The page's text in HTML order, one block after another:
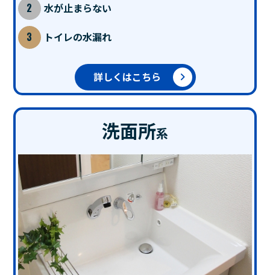
水が止まらない
トイレの水漏れ
詳しくはこちら
洗面所系